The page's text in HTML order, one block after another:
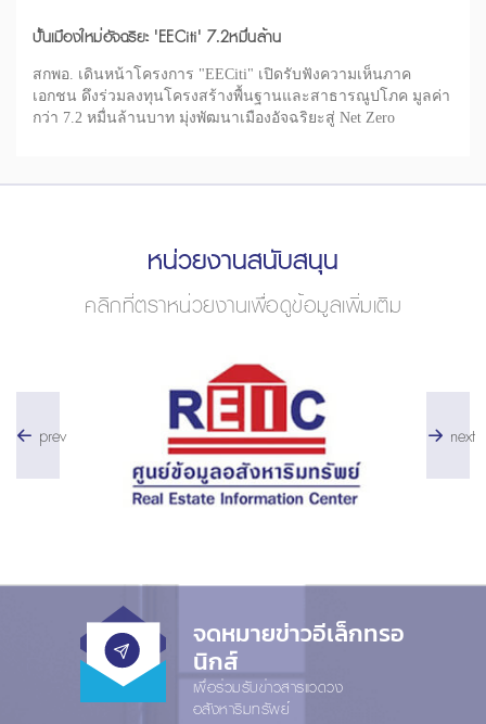
ปั้นเมืองใหม่อัจฉริยะ 'EECiti' 7.2หมื่นล้าน
สกพอ. เดินหน้าโครงการ "EECiti" เปิดรับฟังความเห็นภาค
เอกชน ดึงร่วมลงทุนโครงสร้างพื้นฐานและสาธารณูปโภค มูลค่า
กว่า 7.2 หมื่นล้านบาท มุ่งพัฒนาเมืองอัจฉริยะสู่ Net Zero
หน่วยงานสนับสนุน
คลิกที่ตราหน่วยงานเพื่อดูข้อมูลเพิ่มเติม
prev next
จดหมายข่าวอีเล็กทรอ
นิกส์
เพื่อร่วมรับข่าวสารแวดวง
อสังหาริมทรัพย์